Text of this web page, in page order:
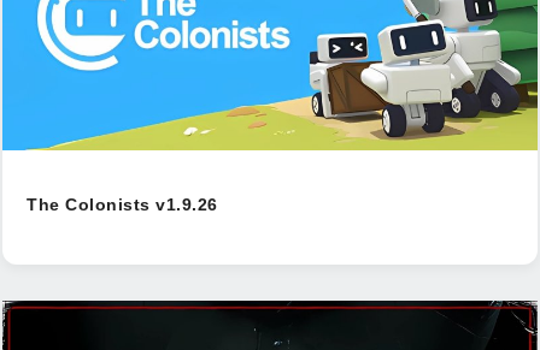
The Colonists v1.9.26